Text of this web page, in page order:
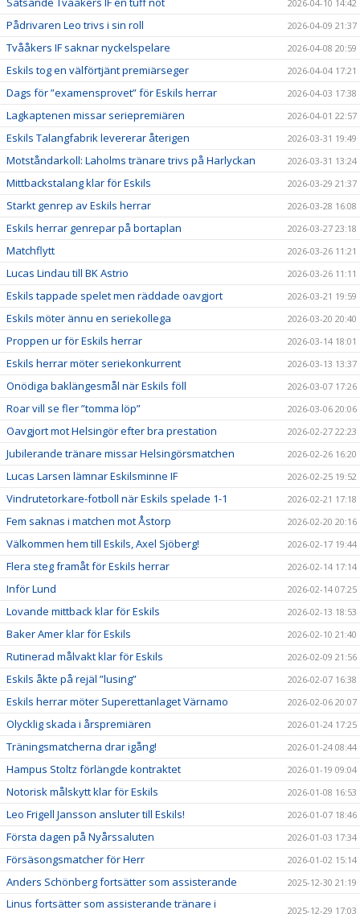
2026-04-10 14:42
Pådrivaren Leo trivs i sin roll 2026-04-09 21:37
Tvååkers IF saknar nyckelspelare 2026-04-08 20:59
Eskils tog en välförtjänt premiärseger 2026-04-04 17:21
Dags för ”examensprovet” för Eskils herrar 2026-04-03 17:38
Lagkaptenen missar seriepremiären 2026-04-01 22:57
Eskils Talangfabrik levererar återigen 2026-03-31 19:49
Motståndarkoll: Laholms tränare trivs på Harlyckan 2026-03-31 13:24
Mittbackstalang klar för Eskils 2026-03-29 21:37
Starkt genrep av Eskils herrar 2026-03-28 16:08
Eskils herrar genrepar på bortaplan 2026-03-27 23:18
Matchflytt 2026-03-26 11:21
Lucas Lindau till BK Astrio 2026-03-26 11:11
Eskils tappade spelet men räddade oavgjort 2026-03-21 19:59
Eskils möter ännu en seriekollega 2026-03-20 20:40
Proppen ur för Eskils herrar 2026-03-14 18:01
Eskils herrar möter seriekonkurrent 2026-03-13 13:37
Onödiga baklängesmål när Eskils föll 2026-03-07 17:26
Roar vill se fler ”tomma löp” 2026-03-06 20:06
Oavgjort mot Helsingör efter bra prestation 2026-02-27 22:23
Jubilerande tränare missar Helsingörsmatchen 2026-02-26 16:20
Lucas Larsen lämnar Eskilsminne IF 2026-02-25 19:52
Vindrutetorkare-fotboll när Eskils spelade 1-1 2026-02-21 17:18
Fem saknas i matchen mot Åstorp 2026-02-20 20:16
Välkommen hem till Eskils, Axel Sjöberg! 2026-02-17 19:44
Flera steg framåt för Eskils herrar 2026-02-14 17:14
Inför Lund 2026-02-14 07:25
Lovande mittback klar för Eskils 2026-02-13 18:53
Baker Amer klar för Eskils 2026-02-10 21:40
Rutinerad målvakt klar för Eskils 2026-02-09 21:56
Eskils åkte på rejäl ”lusing” 2026-02-07 16:38
Eskils herrar möter Superettanlaget Värnamo 2026-02-06 20:07
Olycklig skada i årspremiären 2026-01-24 17:25
Träningsmatcherna drar igång! 2026-01-24 08:44
Hampus Stoltz förlängde kontraktet 2026-01-19 09:04
Notorisk målskytt klar för Eskils 2026-01-08 16:53
Leo Frigell Jansson ansluter till Eskils! 2026-01-07 18:46
Första dagen på Nyårssaluten 2026-01-03 17:34
Försäsongsmatcher för Herr 2026-01-02 15:14
Anders Schönberg fortsätter som assisterande 2025-12-30 21:19
Linus fortsätter som assisterande tränare i
2025-12-29 17:03